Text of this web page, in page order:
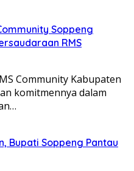
Soppeng
RMS
Community Kabupaten
komitmennya dalam
Bupati Soppeng Pantau